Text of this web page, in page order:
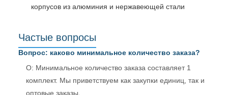
корпусов из алюминия и нержавеющей стали
Частые вопросы
Вопрос: каково минимальное количество заказа?
О: Минимальное количество заказа составляет 1
комплект. Мы приветствуем как закупки единиц, так и
оптовые заказы.